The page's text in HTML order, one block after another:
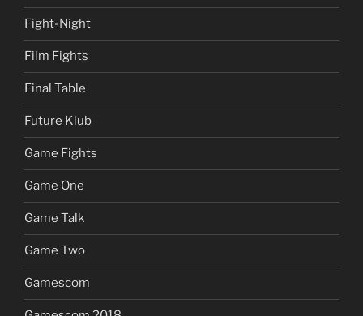
Fight-Night
Film Fights
Final Table
Future Klub
Game Fights
Game One
Game Talk
Game Two
Gamescom